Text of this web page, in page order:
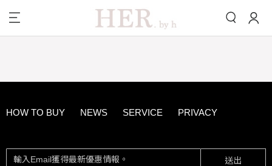
HOW TO BUY NEWS SERVICE PRIVACY
送出